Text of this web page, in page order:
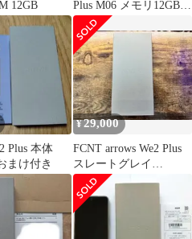
12GB
Plus M06 メモリ12GBモ
デル
Plus 本体
まけ付き
¥29,000
FCNT arrows We2 Plus
スレートグレイ
8GB/256GB